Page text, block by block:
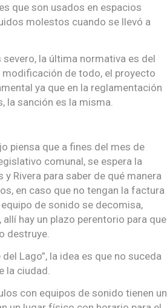
que son usados en espacios
molestos cuando se llevó a
la última normativa es del
de todo, el proyecto
ya que en la reglamentación
la sanción es la misma.
piensa que a fines del mes de
comunal, se espera la
Rivera para saber de qué manera
en caso que no tengan la factura
de sonido se decomisa,
hay un plazo perentorio para que
destruye.
Lago”, la idea es que no suceda
la ciudad.
con equipos de sonido tienen un